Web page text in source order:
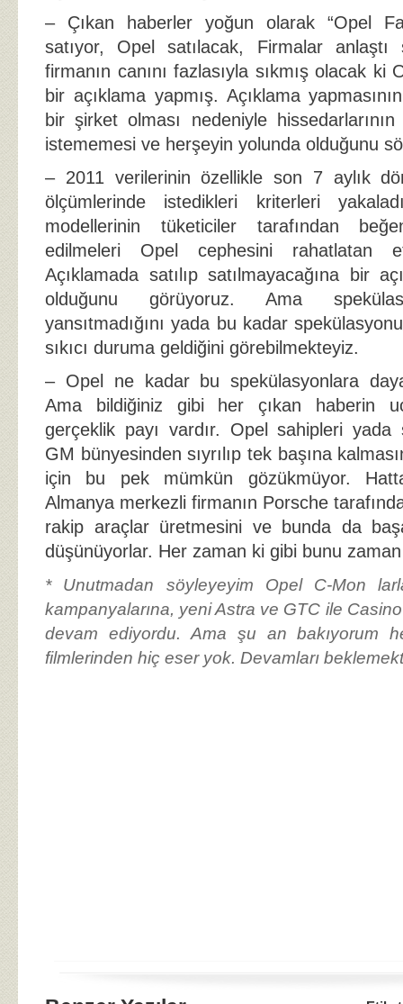
– Çıkan haberler yoğun olarak “Opel
satıyor, Opel satılacak, Firmalar anlaştı
firmanın canını fazlasıyla sıkmış olacak ki
bir açıklama yapmış. Açıklama
bir şirket olması nedeniyle hissedarlarının
istememesi ve herşeyin yolunda olduğunu
– 2011 verilerinin özellikle son 7 aylık
ölçümlerinde istedikleri kriterleri
modellerinin tüketiciler tarafından
edilmeleri Opel cephesini rahatlatan
Açıklamada satılıp satılmayacağına bir
olduğunu görüyoruz. Ama
yansıtmadığını yada bu kadar
sıkıcı duruma geldiğini görebilmekteyiz.
– Opel ne kadar bu spekülasyonlara
Ama bildiğiniz gibi her çıkan haberin
gerçeklik payı vardır. Opel sahipleri yada
GM bünyesinden sıyrılıp tek başına
için bu pek mümkün gözükmüyor.
Almanya merkezli firmanın Porsche
rakip araçlar üretmesini ve bunda da
düşünüyorlar. Her zaman ki gibi bunu
* Unutmadan söyleyeyim Opel C-Mon
kampanyalarına, yeni Astra ve GTC ile
devam ediyordu. Ama şu an bakıyorum
filmlerinden hiç eser yok. Devamları